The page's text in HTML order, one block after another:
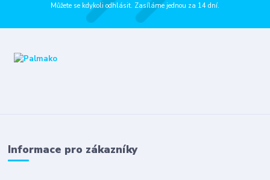
Můžete se kdykoli odhlásit. Zasíláme jednou za 14 dní.
Informace pro zákazníky